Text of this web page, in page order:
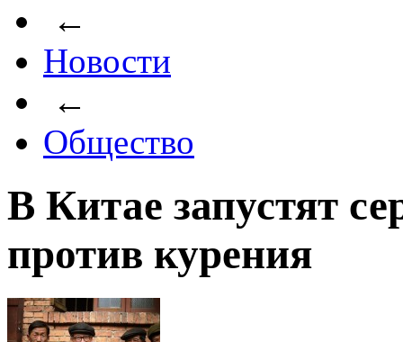
←
Новости
←
Общество
В Китае запустят
против курения